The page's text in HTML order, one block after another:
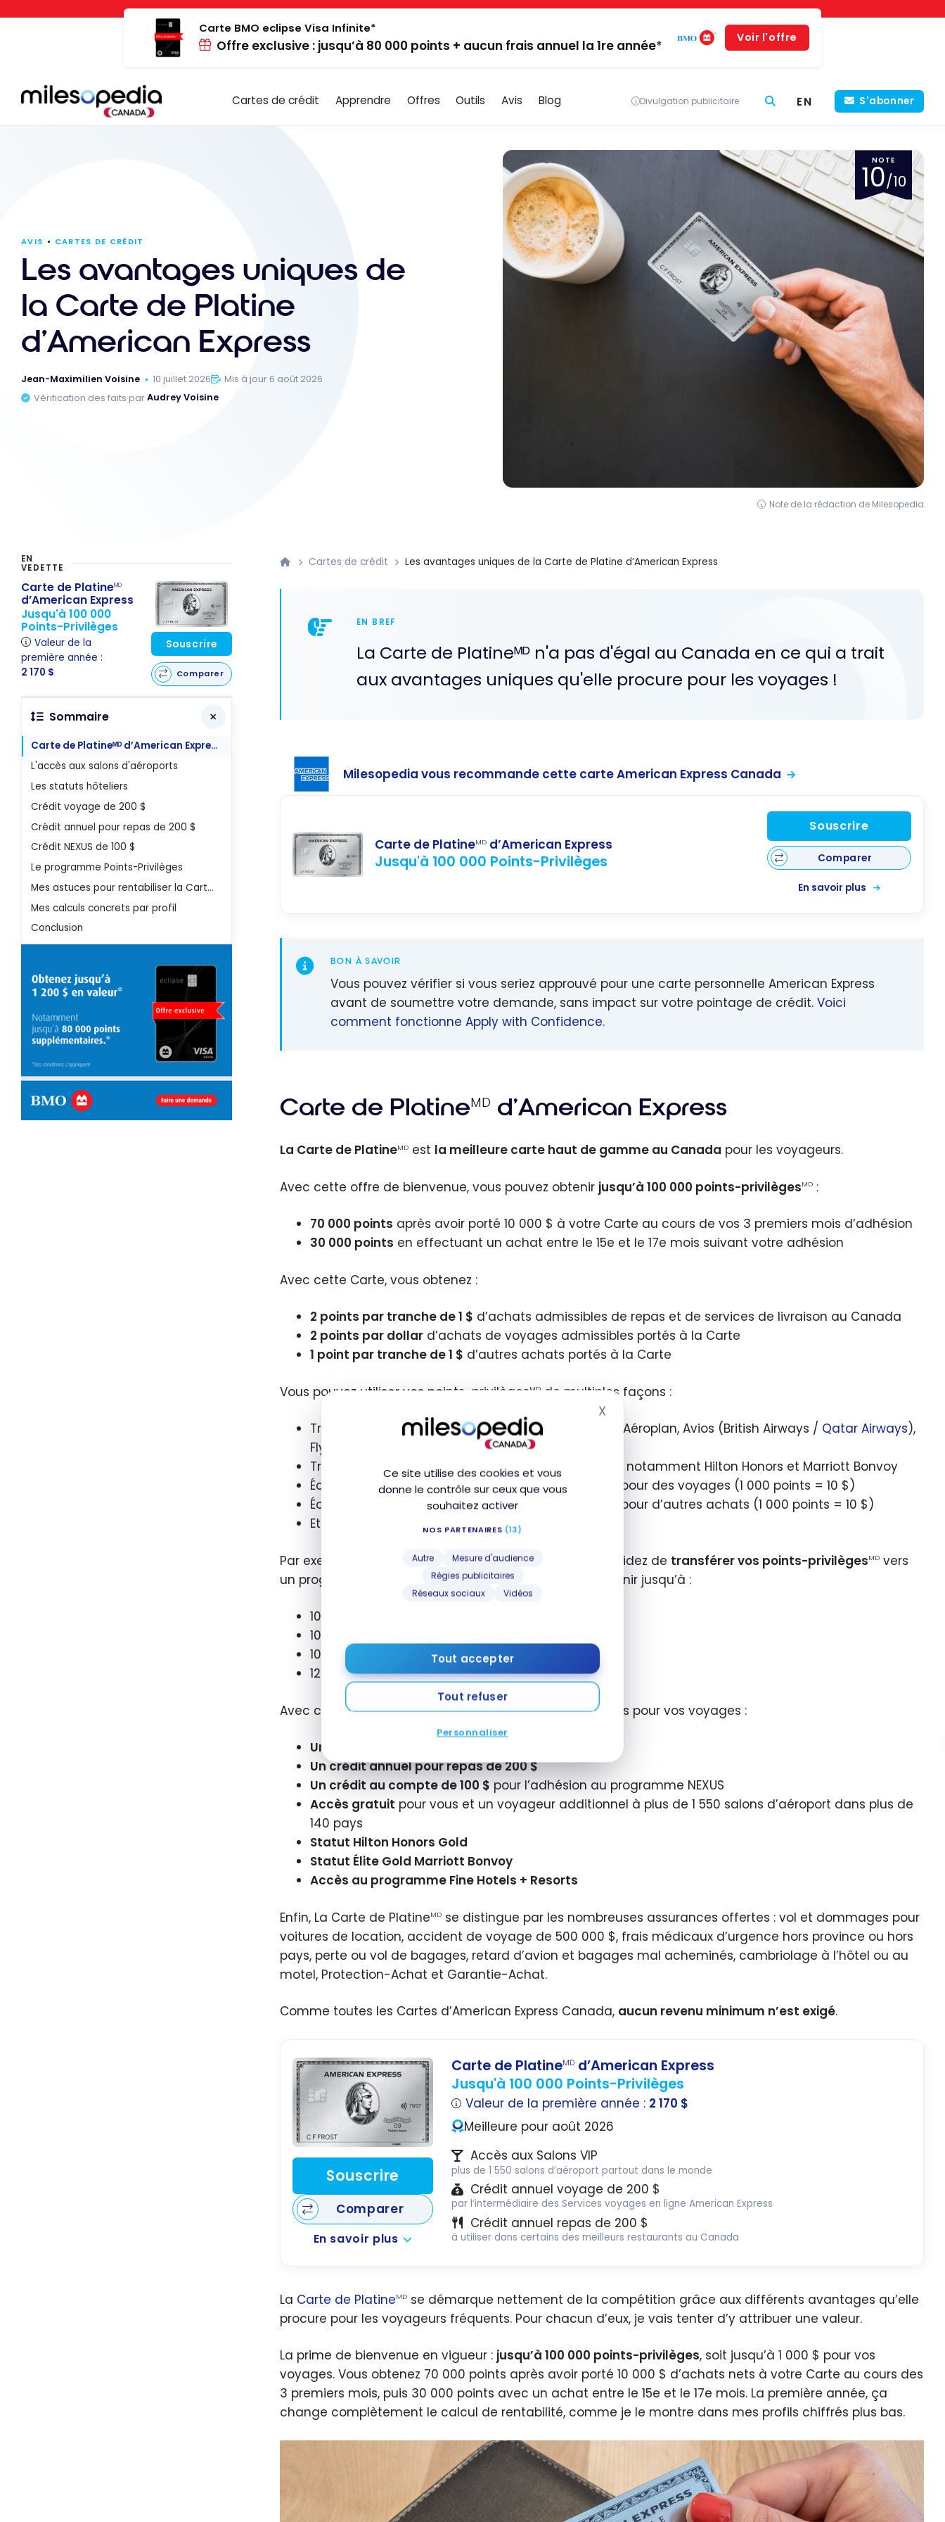
Panneau de gestion des cookies
Ce site utilise des cookies et vous
donne le contrôle sur ceux que vous
souhaitez activer
NOS PARTENAIRES (13)
Autre
Mesure d'audience
Régies publicitaires
Réseaux sociaux
Vidéos
Tout accepter
Tout refuser
Personnaliser
XMasquer le bandeau des cookies
Carte BMO eclipse Visa Infinite*
Offre exclusive : jusqu’à 80 000 points + aucun frais annuel la 1re année*
Voir l'offre
Cartes de crédit Apprendre Offres Outils Avis Blog Divulgation publicitaire EN S'abonner
AVIS CARTES DE CRÉDIT
Les avantages uniques de
la Carte de Platine
d’American Express
Jean-Maximilien Voisine 10 juillet 2026
Mis à jour 6 août 2026
Vérification des faits parAudrey Voisine
NOTE
10/10
Note de la rédaction de Milesopedia
Cartes de crédit Les avantages uniques de la Carte de Platine d’American Express
EN BREF
La Carte de Platineᴹᴰ n'a pas d'égal au Canada en ce qui a trait
aux avantages uniques qu'elle procure pour les voyages !
Milesopedia vous recommande cette carte American Express Canada
Carte de PlatineMD d’American Express
Jusqu'à 100 000 Points-Privilèges
Souscrire
Comparer
En savoir plus
BON À SAVOIR
Vous pouvez vérifier si vous seriez approuvé pour une carte personnelle American Express
avant de soumettre votre demande, sans impact sur votre pointage de crédit. Voici
comment fonctionne Apply with Confidence.
Carte de PlatineMD d’American Express
La Carte de PlatineMD est la meilleure carte haut de gamme au Canada pour les voyageurs.
Avec cette offre de bienvenue, vous pouvez obtenir jusqu’à 100 000 points-privilègesMD :
70 000 points après avoir porté 10 000 $ à votre Carte au cours de vos 3 premiers mois d’adhésion
30 000 points en effectuant un achat entre le 15e et le 17e mois suivant votre adhésion
Avec cette Carte, vous obtenez :
2 points par tranche de1 $ d’achats admissibles de repas et de services de livraison au Canada
2 points par dollard’achats de voyages admissibles portés à la Carte
1 point par tranche de1 $ d’autres achats portés à la Carte
Vous pouvez utiliser vos points-privilègesMD de multiples façons :
Transfert de points auprès de partenaires aériens : Aéroplan, Avios (British Airways / Qatar Airways),
Flying Blue, Delta SkyMiles, etc.
Transfert de points auprès de partenaires hôteliers, notamment Hilton Honors et Marriott Bonvoy
Échange des points contre des crédits au compte pour des voyages (1 000 points = 10 $)
Échange des points contre des crédits au compte pour d’autres achats (1 000 points = 10 $)
Et plus encore !
Par exemple, avec cette offre de bienvenue, si vous décidez de transférer vos points-privilègesMD vers
un programme de fidélité partenaire, vous pourriez obtenir jusqu’à :
100 000
100 000
100 000
miles Flying Blue
120 000points Marriott Bonvoy
Avec cette Carte, vous disposez également d’avantages pour vos voyages :
Un crédit annuel pour voyage de
Un crédit annuel pour repas de200 $
Un crédit au compte de100 $ pour l’adhésion au programme NEXUS
Accès gratuit pour vous et un voyageur additionnel à plus de 1 550 salons d’aéroport dans plus de
140 pays
Statut Hilton Honors Gold
Statut Élite Gold Marriott Bonvoy
Accès au programme Fine Hotels + Resorts
Enfin, La Carte de PlatineMD se distingue par les nombreuses assurances offertes : vol et dommages pour
voitures de location, accident de voyage de 500 000 $, frais médicaux d’urgence hors province ou hors
pays, perte ou vol de bagages, retard d’avion et bagages mal acheminés, cambriolage à l’hôtel ou au
motel, Protection-Achat et Garantie-Achat.
Comme toutes les Cartes d’American Express Canada, aucun revenu minimum n’est exigé.
Carte de PlatineMDd’American Express
Jusqu'à 100 000 Points-Privilèges
Valeur de la première année : 2 170 $
Meilleure pour août 2026
Accès aux Salons VIP
plus de 1 550 salons d’aéroport partout dans le monde
Crédit annuel voyage de 200 $
par l’intermédiaire des Services voyages en ligne American Express
Crédit annuel repas de 200 $
à utiliser dans certains des meilleurs restaurants au Canada
Souscrire
Comparer
En savoir plus
La Carte de PlatineMD se démarque nettement de la compétition grâce aux différents avantages qu’elle
procure pour les voyageurs fréquents. Pour chacun d’eux, je vais tenter d’y attribuer une valeur.
La prime de bienvenue en vigueur : jusqu’à 100 000 points-privilèges, soit jusqu’à 1 000 $ pour vos
voyages. Vous obtenez 70 000 points après avoir porté 10 000 $ d’achats nets à votre Carte au cours des
3 premiers mois, puis 30 000 points avec un achat entre le 15e et le 17e mois. La première année, ça
change complètement le calcul de rentabilité, comme je le montre dans mes profils chiffrés plus bas.
EN
VEDETTE
Carte de PlatineMD
d’American Express
Jusqu'à 100 000
Points-Privilèges
Valeur de la
première année :
2 170 $
Souscrire
Comparer
Sommaire
Carte de Platineᴹᴰ d’American Express
L'accès aux salons d'aéroports
Les statuts hôteliers
Crédit voyage de 200 $
Crédit annuel pour repas de 200 $
Crédit NEXUS de 100 $
Le programme Points-Privilèges
Mes astuces pour rentabiliser la Carte de Platine
Mes calculs concrets par profil
Conclusion